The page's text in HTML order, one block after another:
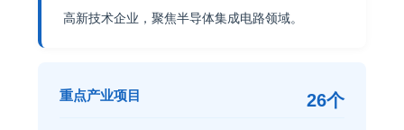
高新技术企业，聚焦半导体集成电路领域。
重点产业项目 26个